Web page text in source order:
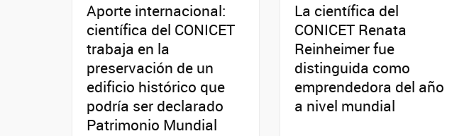
Aporte internacional:
científica del CONICET
trabaja en la
preservación de un
edificio histórico que
podría ser declarado
Patrimonio Mundial
La científica del
CONICET Renata
Reinheimer fue
distinguida como
emprendedora del año
a nivel mundial